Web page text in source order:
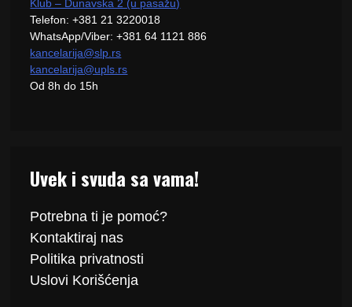
Klub – Dunavska 2 (u pasažu)
Telefon: +381 21 3220018
WhatsApp/Viber: +381 64 1121 886
kancelarija@slp.rs
kancelarija@upls.rs
Od 8h do 15h
Uvek i svuda sa vama!
Potrebna ti je pomoć?
Kontaktiraj nas
Politika privatnosti
Uslovi Korišćenja